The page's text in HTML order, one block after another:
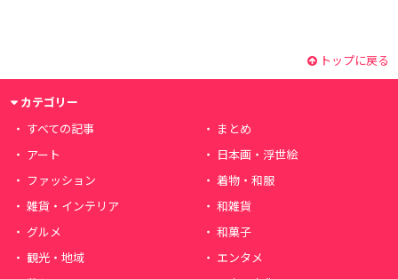
トップに戻る
カテゴリー
すべての記事
まとめ
アート
日本画・浮世絵
ファッション
着物・和服
雑貨・インテリア
和雑貨
グルメ
和菓子
観光・地域
エンタメ